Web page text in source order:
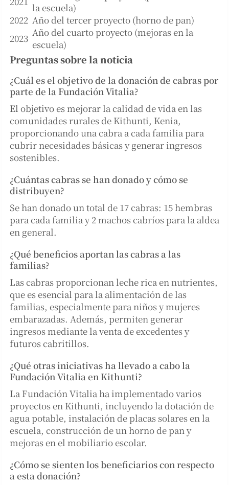
la escuela)
2022 Año del tercer proyecto (horno de pan)
2023 Año del cuarto proyecto (mejoras en la
escuela)
Preguntas sobre la noticia
¿Cuál es el objetivo de la donación de cabras por
parte de la Fundación Vitalia?
El objetivo es mejorar la calidad de vida en las
comunidades rurales de Kithunti, Kenia,
proporcionando una cabra a cada familia para
cubrir necesidades básicas y generar ingresos
sostenibles.
¿Cuántas cabras se han donado y cómo se
distribuyen?
Se han donado un total de 17 cabras: 15 hembras
para cada familia y 2 machos cabríos para la aldea
en general.
¿Qué beneficios aportan las cabras a las
familias?
Las cabras proporcionan leche rica en nutrientes,
que es esencial para la alimentación de las
familias, especialmente para niños y mujeres
embarazadas. Además, permiten generar
ingresos mediante la venta de excedentes y
futuros cabritillos.
¿Qué otras iniciativas ha llevado a cabo la
Fundación Vitalia en Kithunti?
La Fundación Vitalia ha implementado varios
proyectos en Kithunti, incluyendo la dotación de
agua potable, instalación de placas solares en la
escuela, construcción de un horno de pan y
mejoras en el mobiliario escolar.
¿Cómo se sienten los beneficiarios con respecto
a esta donación?